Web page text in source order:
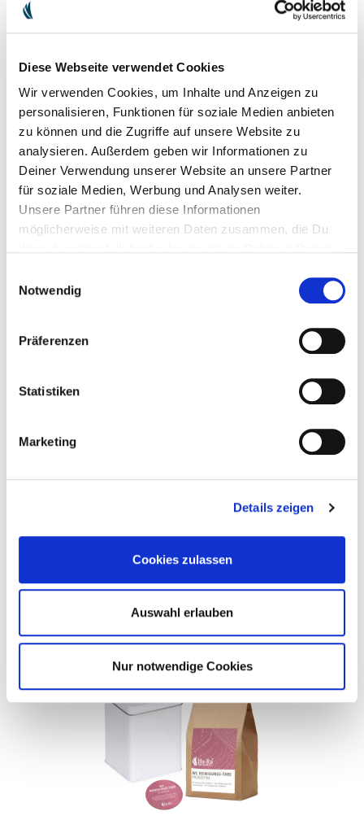
Diese Webseite verwendet Cookies
Wir verwenden Cookies, um Inhalte und Anzeigen zu
personalisieren, Funktionen für soziale Medien anbieten
zu können und die Zugriffe auf unsere Website zu
analysieren. Außerdem geben wir Informationen zu
Deiner Verwendung unserer Website an unsere Partner
für soziale Medien, Werbung und Analysen weiter.
Unsere Partner führen diese Informationen
möglicherweise mit weiteren Daten zusammen, die Du
Notwendig
Präferenzen
Statistiken
Marketing
Details zeigen
Cookies zulassen
Auswahl erlauben
Nur notwendige Cookies
SET «MIRACLE DES TOILETTES»
79.90 €
TISSU POUR LES SOLS